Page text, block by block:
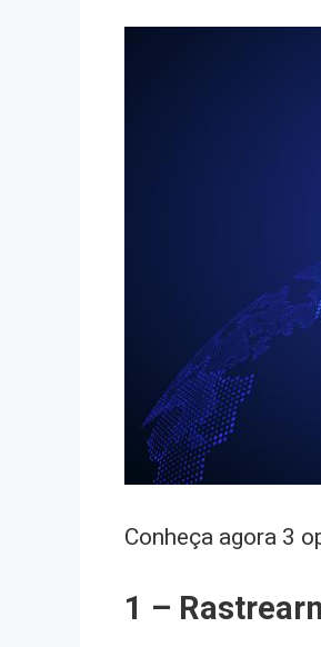
Conheça agora 3
1 –